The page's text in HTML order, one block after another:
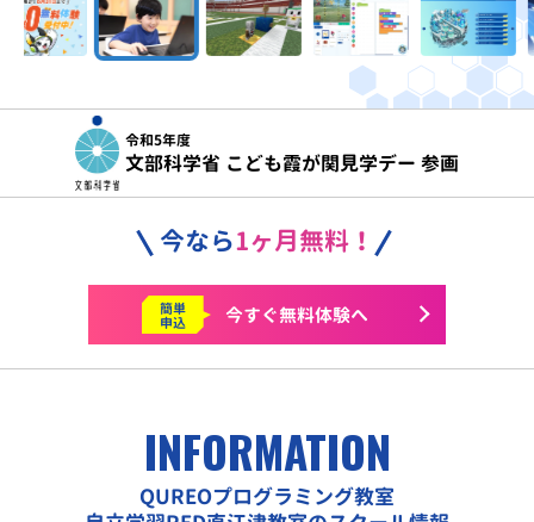
令和5年度
文部科学省 こども霞が関見学デー 参画
今なら1ヶ月無料！
簡単
申込 今すぐ無料体験へ
INFORMATION
QUREOプログラミング教室